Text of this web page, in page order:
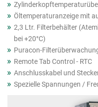
Öltemperaturanzeige mit
2,3 Ltr. Filterbehälter
bei +20°C)
Puracon-
Remote Tab Control - RTC
Anschlusskabel und
Spezielle Spannungen /